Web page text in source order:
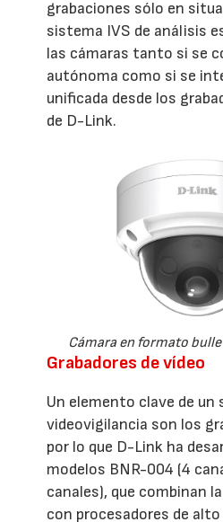
grabaciones sólo en
sistema IVS de análisis
las cámaras tanto si se
autónoma como si se
unificada desde los
de D-Link.
Cámara en formato
Grabadores de vídeo
Un elemento clave de un
videovigilancia son los
por lo que D-Link ha
modelos BNR-004 (4
canales), que combinan
con procesadores de